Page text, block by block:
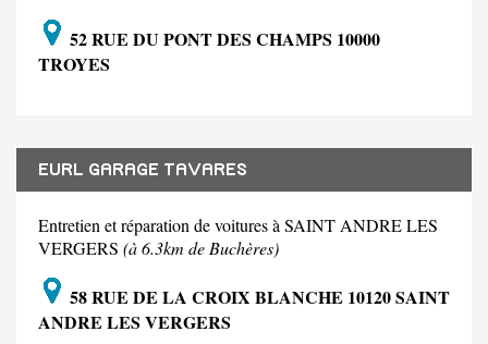
52 RUE DU PONT DES CHAMPS 10000
TROYES
EURL GARAGE TAVARES
Entretien et réparation de voitures à SAINT ANDRE LES
VERGERS (à 6.3km de Buchères)
58 RUE DE LA CROIX BLANCHE 10120 SAINT
ANDRE LES VERGERS